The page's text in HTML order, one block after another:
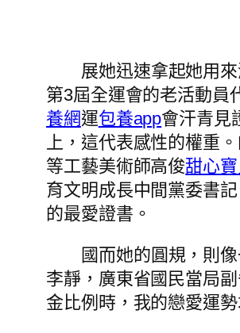
展她迅速拿起她用
第3屆全運會的老活動員
養網運包養app會汗青見
上，這代表感性的權重
等工藝美術師高俊甜心
育文明成長中間黨委書
的最愛證書。
國而她的圓規，則
李靜，廣東省國民當局
金比例時，我的戀愛運